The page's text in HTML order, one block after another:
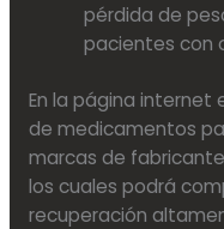
pérdida de
pacientes con
En la página internet
de medicamentos
marcas de
los cuales podrá
recuperación